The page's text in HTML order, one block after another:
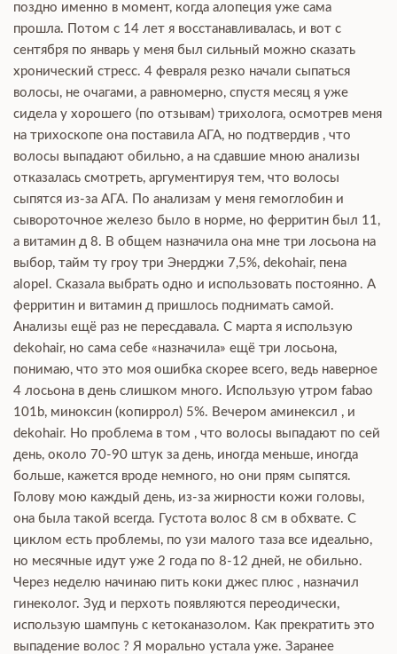
поздно именно в момент, когда алопеция уже сама
прошла. Потом с 14 лет я восстанавливалась, и вот с
сентября по январь у меня был сильный можно сказать
хронический стресс. 4 февраля резко начали сыпаться
волосы, не очагами, а равномерно, спустя месяц я уже
сидела у хорошего (по отзывам) трихолога, осмотрев меня
на трихоскопе она поставила АГА, но подтвердив , что
волосы выпадают обильно, а на сдавшие мною анализы
отказалась смотреть, аргументируя тем, что волосы
сыпятся из-за АГА. По анализам у меня гемоглобин и
сывороточное железо было в норме, но ферритин был 11,
а витамин д 8. В общем назначила она мне три лосьона на
выбор, тайм ту гроу три Энерджи 7,5%, dekohair, пена
alopel. Сказала выбрать одно и использовать постоянно. А
ферритин и витамин д пришлось поднимать самой.
Анализы ещё раз не пересдавала. С марта я использую
dekohair, но сама себе «назначила» ещё три лосьона,
понимаю, что это моя ошибка скорее всего, ведь наверное
4 лосьона в день слишком много. Использую утром fabao
101b, миноксин (копиррол) 5%. Вечером аминексил , и
dekohair. Но проблема в том , что волосы выпадают по сей
день, около 70-90 штук за день, иногда меньше, иногда
больше, кажется вроде немного, но они прям сыпятся.
Голову мою каждый день, из-за жирности кожи головы,
она была такой всегда. Густота волос 8 см в обхвате. С
циклом есть проблемы, по узи малого таза все идеально,
но месячные идут уже 2 года по 8-12 дней, не обильно.
Через неделю начинаю пить коки джес плюс , назначил
гинеколог. Зуд и перхоть появляются переодически,
использую шампунь с кетоканазолом. Как прекратить это
выпадение волос ? Я морально устала уже. Заранее